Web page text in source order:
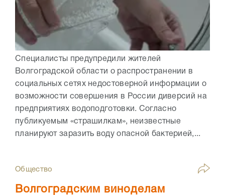
Специалисты предупредили жителей
Волгоградской области о распространении в
социальных сетях недостоверной информации о
возможности совершения в России диверсий на
предприятиях водоподготовки. Согласно
публикуемым «страшилкам», неизвестные
планируют заразить воду опасной бактерией,...
Общество
Волгоградским виноделам